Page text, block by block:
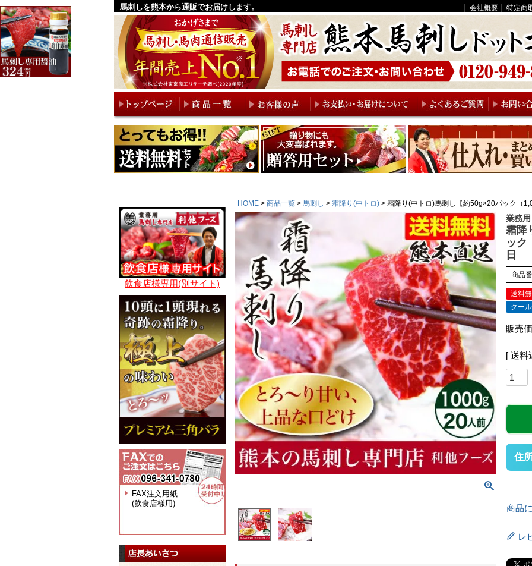
馬刺しを熊本から通販でお届けします。 会社概要 特定商
飲食店様専用(別サイト)
FAX注文用紙
(飲食店様用)
HOME 商品一覧 馬刺し 霜降り(中トロ) 霜降り(中トロ)馬刺し【約50g×20パック（
業務
霜降
ッ
日
商品
送料
クー
販売
送料
住
商品
レ